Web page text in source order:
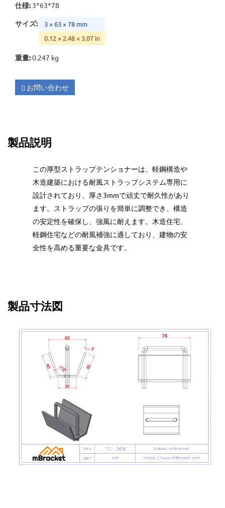
仕様: 3*63*78
サイズ:
3 × 63 × 78 mm
0.12 × 2.48 × 3.07 in
重量:0.247 kg
お問い合わせ
製品説明
この厚型ストラップテンショナーは、軽鋼構造や
木造建築における耐風ストラップシステム専用に
設計されており、厚さ3mmで頑丈で耐久性があり
ます。ストラップの張りを簡単に調整でき、構造
の安定性を確保し、強風に耐えます。木造住宅、
軽鋼住宅などの耐風補強に適しており、建物の安
全性を高める重要な金具です。
製品寸法図